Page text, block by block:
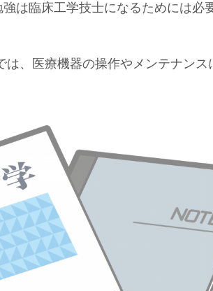
は臨床工学技士になるためには必
は、医療機器の操作やメンテナンス